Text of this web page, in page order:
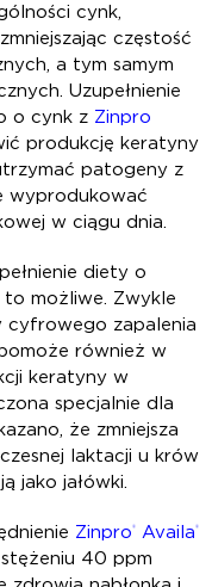
cynk,
częstość
a tym samym
Uzupełnienie
o cynk z Zinpro
produkcję keratyny
patogeny z
wyprodukować
w ciągu dnia.
diety o
to możliwe. Zwykle
cyfrowego zapalenia
również w
keratyny w
specjalnie dla
że zmniejsza
laktacji u krów
jako jałówki.
Zinpro® Availa®
40 ppm